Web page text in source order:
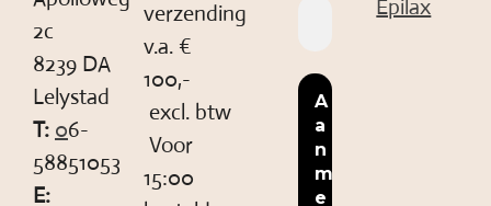
2c
8239 DA
Lelystad
T: 06-
58851053
E:
verzending
v.a. €
100,-
excl. btw
Voor
15:00
Epilax